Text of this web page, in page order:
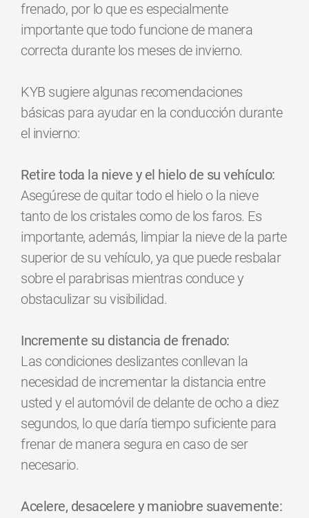
frenado, por lo que es especialmente
importante que todo funcione de manera
correcta durante los meses de invierno.
KYB sugiere algunas recomendaciones
básicas para ayudar en la conducción durante
el invierno:
Retire toda la nieve y el hielo de su vehículo:
Asegúrese de quitar todo el hielo o la nieve
tanto de los cristales como de los faros. Es
importante, además, limpiar la nieve de la parte
superior de su vehículo, ya que puede resbalar
sobre el parabrisas mientras conduce y
obstaculizar su visibilidad.
Incremente su distancia de frenado:
Las condiciones deslizantes conllevan la
necesidad de incrementar la distancia entre
usted y el automóvil de delante de ocho a diez
segundos, lo que daría tiempo suficiente para
frenar de manera segura en caso de ser
necesario.
Acelere, desacelere y maniobre suavemente: